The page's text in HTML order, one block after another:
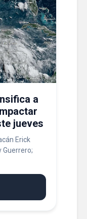
a
jueves
Erick
Guerrero;